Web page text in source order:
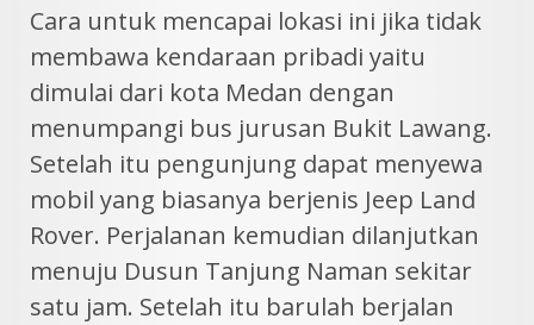
Cara untuk mencapai lokasi ini jika tidak
membawa kendaraan pribadi yaitu
dimulai dari kota Medan dengan
menumpangi bus jurusan Bukit Lawang.
Setelah itu pengunjung dapat menyewa
mobil yang biasanya berjenis Jeep Land
Rover. Perjalanan kemudian dilanjutkan
menuju Dusun Tanjung Naman sekitar
satu jam. Setelah itu barulah berjalan